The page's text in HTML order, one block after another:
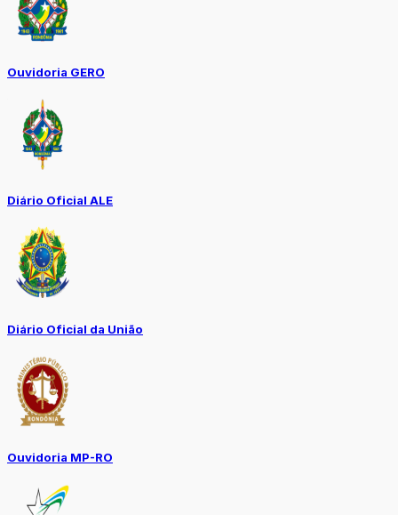
Ouvidoria GERO
Diário Oficial ALE
Diário Oficial da União
Ouvidoria MP-RO